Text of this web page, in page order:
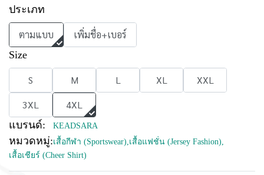
ประเภท
ตามแบบ เพิ่มชื่อ+เบอร์
Size
S M L XL
XXL
3XL
4XL
แบรนด์: KEADSARA
หมวดหมู่:เสื้อกีฬา (Sportswear),เสื้อแฟชั่น (Jersey Fashion),
เสื้อเชียร์ (Cheer Shirt)